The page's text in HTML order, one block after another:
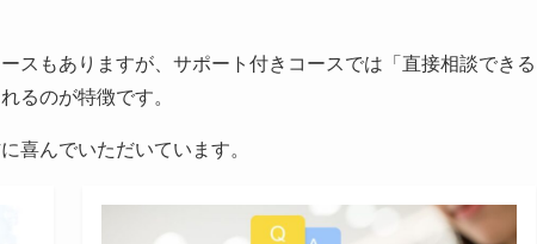
スもありますが、サポート付きコースでは「直接相談できる
るのが特徴です。
喜んでいただいています。